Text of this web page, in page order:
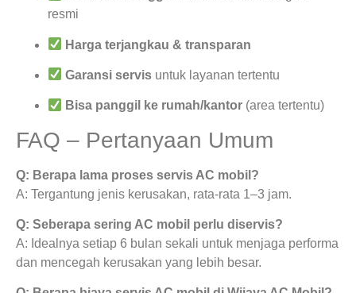
resmi
Harga terjangkau & transparan
Garansi servis untuk layanan tertentu
Bisa panggil ke rumah/kantor (area tertentu)
FAQ – Pertanyaan Umum
Q: Berapa lama proses servis AC mobil?
A: Tergantung jenis kerusakan, rata-rata 1–3 jam.
Q: Seberapa sering AC mobil perlu diservis?
A: Idealnya setiap 6 bulan sekali untuk menjaga performa
dan mencegah kerusakan yang lebih besar.